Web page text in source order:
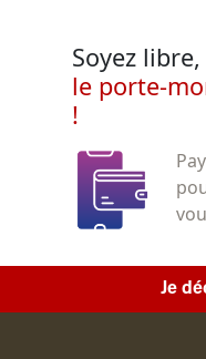
Soyez
le porte-
!
Je